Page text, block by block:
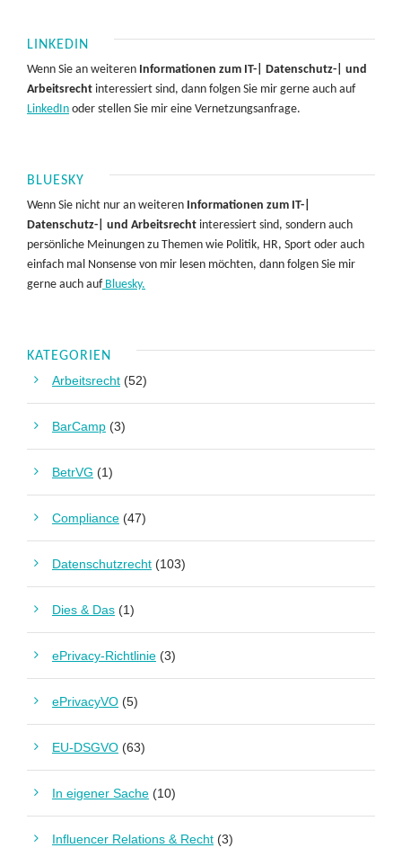
LINKEDIN
Wenn Sie an weiteren Informationen zum IT-| Datenschutz-| und
Arbeitsrecht interessiert sind, dann folgen Sie mir gerne auch auf
LinkedIn oder stellen Sie mir eine Vernetzungsanfrage.
BLUESKY
Wenn Sie nicht nur an weiteren Informationen zum IT-|
Datenschutz-| und Arbeitsrecht interessiert sind, sondern auch
persönliche Meinungen zu Themen wie Politik, HR, Sport oder auch
einfach mal Nonsense von mir lesen möchten, dann folgen Sie mir
gerne auch aufBluesky.
KATEGORIEN
Arbeitsrecht (52)
BarCamp (3)
BetrVG (1)
Compliance (47)
Datenschutzrecht (103)
Dies & Das (1)
ePrivacy-Richtlinie (3)
ePrivacyVO (5)
EU-DSGVO (63)
In eigener Sache (10)
Influencer Relations & Recht (3)